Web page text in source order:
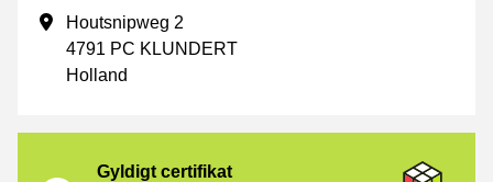
Forretningsadresse
Houtsnipweg 2
4791 PC KLUNDERT
Holland
Gyldigt certifikat